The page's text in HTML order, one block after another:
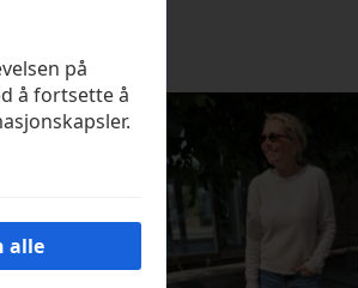
på
å fortsette å
alle